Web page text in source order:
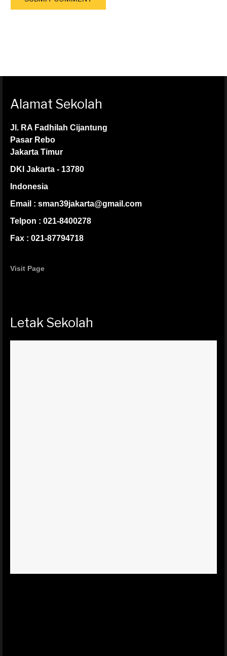
Alamat Sekolah
Jl. RA Fadhilah Cijantung
Pasar Rebo
Jakarta Timur
DKI Jakarta - 13780
Indonesia
Email : sman39jakarta@gmail.com
Telpon : 021-8400278
Fax : 021-87794718
Visit Page
Letak Sekolah